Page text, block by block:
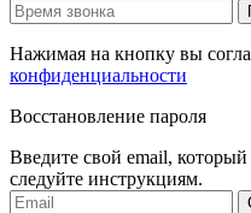
Нажимая на кнопку вы
конфиденциальности
Восстановление пароля
Введите свой email,
следуйте инструкциям.